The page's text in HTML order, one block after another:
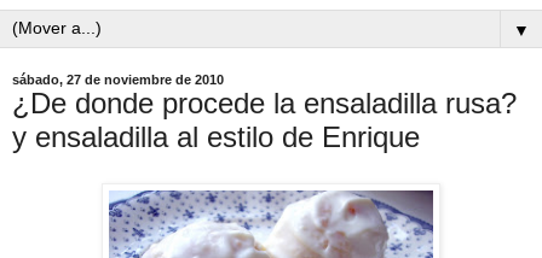
▼
sábado, 27 de noviembre de 2010
¿De donde procede la ensaladilla rusa?
y ensaladilla al estilo de Enrique